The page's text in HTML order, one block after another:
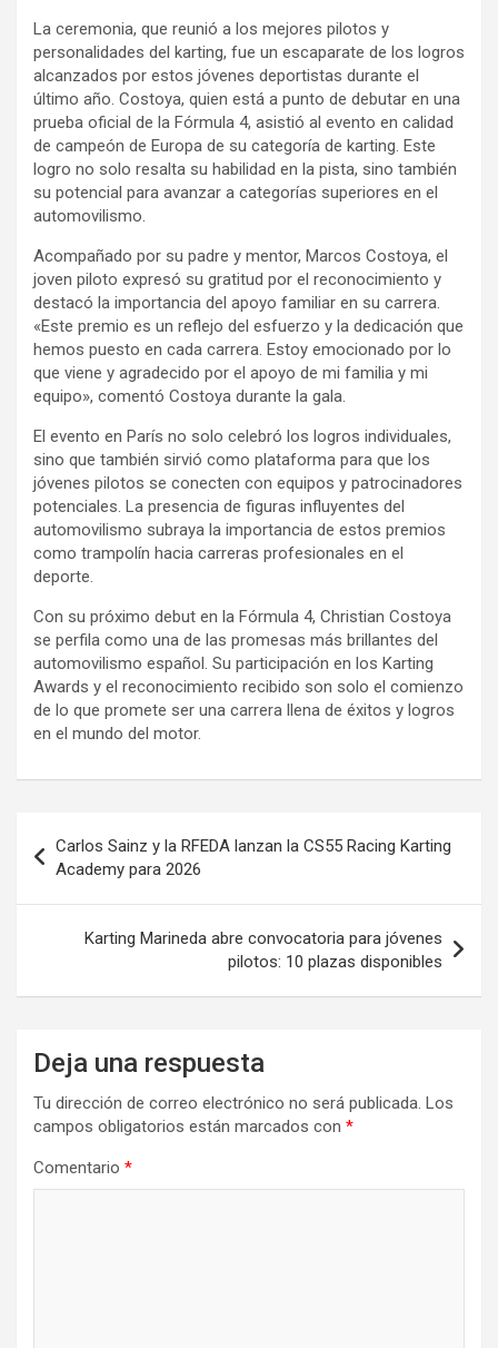
La ceremonia, que reunió a los mejores pilotos y
personalidades del karting, fue un escaparate de los logros
alcanzados por estos jóvenes deportistas durante el
último año. Costoya, quien está a punto de debutar en una
prueba oficial de la Fórmula 4, asistió al evento en calidad
de campeón de Europa de su categoría de karting. Este
logro no solo resalta su habilidad en la pista, sino también
su potencial para avanzar a categorías superiores en el
automovilismo.
Acompañado por su padre y mentor, Marcos Costoya, el
joven piloto expresó su gratitud por el reconocimiento y
destacó la importancia del apoyo familiar en su carrera.
«Este premio es un reflejo del esfuerzo y la dedicación que
hemos puesto en cada carrera. Estoy emocionado por lo
que viene y agradecido por el apoyo de mi familia y mi
equipo», comentó Costoya durante la gala.
El evento en París no solo celebró los logros individuales,
sino que también sirvió como plataforma para que los
jóvenes pilotos se conecten con equipos y patrocinadores
potenciales. La presencia de figuras influyentes del
automovilismo subraya la importancia de estos premios
como trampolín hacia carreras profesionales en el
deporte.
Con su próximo debut en la Fórmula 4, Christian Costoya
se perfila como una de las promesas más brillantes del
automovilismo español. Su participación en los Karting
Awards y el reconocimiento recibido son solo el comienzo
de lo que promete ser una carrera llena de éxitos y logros
en el mundo del motor.
de
entradas
Carlos Sainz y la RFEDA lanzan la CS55 Racing Karting
Academy para 2026
Karting Marineda abre convocatoria para jóvenes
pilotos: 10 plazas disponibles
Deja una respuesta
Tu dirección de correo electrónico no será publicada. Los
campos obligatorios están marcados con *
Comentario *